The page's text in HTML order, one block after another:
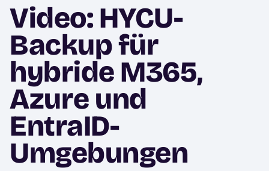
Video: HYCU-
Backup für
hybride M365,
Azure und
EntraID-
Umgebungen